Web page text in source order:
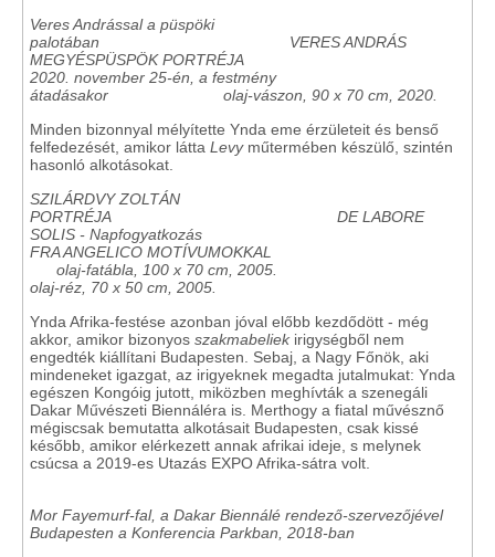
Veres Andrással a püspöki
palotában VERES ANDRÁS
MEGYÉSPÜSPÖK PORTRÉJA
2020. november 25-én, a festmény
átadásakor olaj-vászon, 90 x 70 cm, 2020.
Minden bizonnyal mélyítette Ynda eme érzületeit és benső
felfedezését, amikor látta Levy műtermében készülő, szintén
hasonló alkotásokat.
SZILÁRDVY ZOLTÁN
PORTRÉJA DE LABORE
SOLIS - Napfogyatkozás
FRA ANGELICO MOTÍVUMOKKAL
olaj-fatábla, 100 x 70 cm, 2005.
olaj-réz, 70 x 50 cm, 2005.
Ynda Afrika-festése azonban jóval előbb kezdődött - még
akkor, amikor bizonyos szakmabeliek irigységből nem
engedték kiállítani Budapesten. Sebaj, a Nagy Főnök, aki
mindeneket igazgat, az irigyeknek megadta jutalmukat: Ynda
egészen Kongóig jutott, miközben meghívták a szenegáli
Dakar Művészeti Biennáléra is. Merthogy a fiatal művésznő
mégiscsak bemutatta alkotásait Budapesten, csak kissé
később, amikor elérkezett annak afrikai ideje, s melynek
csúcsa a 2019-es Utazás EXPO Afrika-sátra volt.
Mor Fayemurf-fal, a Dakar Biennálé rendező-szervezőjével
Budapesten a Konferencia Parkban, 2018-ban